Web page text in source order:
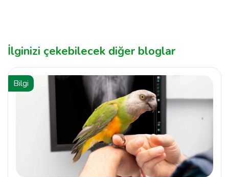
İlginizi çekebilecek diğer bloglar
Bilgi